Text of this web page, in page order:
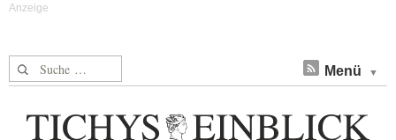
Suche nach: Menü